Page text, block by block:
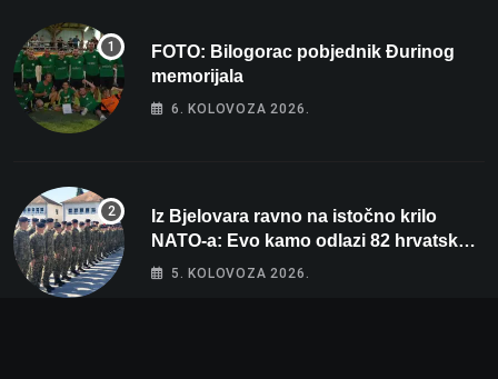
FOTO: Bilogorac pobjednik Đurinog
memorijala
6. KOLOVOZA 2026.
Iz Bjelovara ravno na istočno krilo
NATO-a: Evo kamo odlazi 82 hrvatska
vojnika i 6 vojnikinja
5. KOLOVOZA 2026.